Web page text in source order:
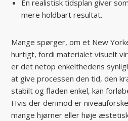
En realistisk tidsplan giver
mere holdbart resultat.
Mange spørger, om et New
hurtigt, fordi materialet visuelt
er det netop enkelthedens
at give processen den tid, den
stabilt og fladen enkel, kan
Hvis der derimod er
mange hjørner eller høje